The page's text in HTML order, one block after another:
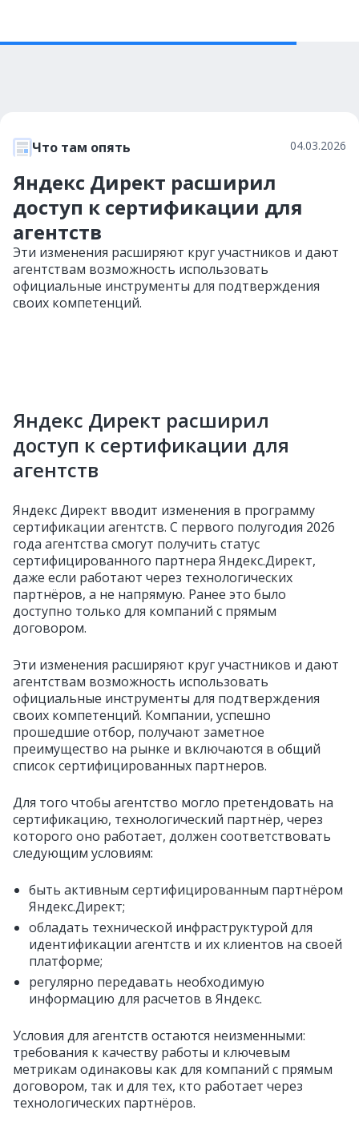
Что там опять 04.03.2026
Яндекс Директ расширил
доступ к сертификации для
агентств
Эти изменения расширяют круг участников и дают
агентствам возможность использовать
официальные инструменты для подтверждения
своих компетенций.
Яндекс Директ расширил
доступ к сертификации для
агентств
Яндекс Директ вводит изменения в программу
сертификации агентств. С первого полугодия 2026
года агентства смогут получить статус
сертифицированного партнера Яндекс.Директ,
даже если работают через технологических
партнёров, а не напрямую. Ранее это было
доступно только для компаний с прямым
договором.
Эти изменения расширяют круг участников и дают
агентствам возможность использовать
официальные инструменты для подтверждения
своих компетенций. Компании, успешно
прошедшие отбор, получают заметное
преимущество на рынке и включаются в общий
список сертифицированных партнеров.
Для того чтобы агентство могло претендовать на
сертификацию, технологический партнёр, через
которого оно работает, должен соответствовать
следующим условиям:
быть активным сертифицированным партнёром
Яндекс.Директ;
обладать технической инфраструктурой для
идентификации агентств и их клиентов на своей
платформе;
регулярно передавать необходимую
информацию для расчетов в Яндекс.
Условия для агентств остаются неизменными:
требования к качеству работы и ключевым
метрикам одинаковы как для компаний с прямым
договором, так и для тех, кто работает через
технологических партнёров.